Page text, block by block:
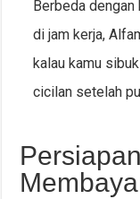
Berbeda
di jam kerja,
kalau kamu
cicilan setelah